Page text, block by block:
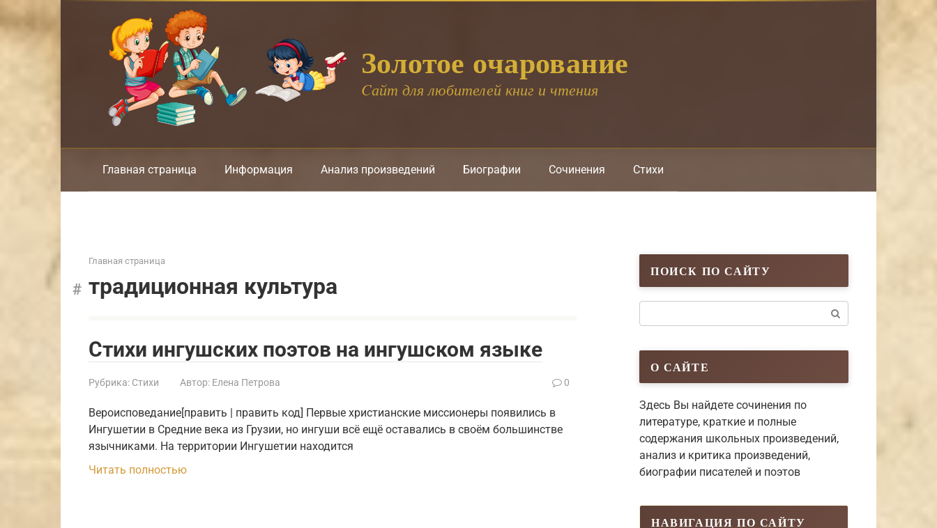
к
Золотое очарование
Cайт для любителей книг и чтения
Главная страница Информация Анализ произведений Биографии Сочинения Стихи
Главная страница
традиционная культура
Стихи ингушских поэтов на ингушском языке
Рубрика: Стихи Автор: Елена Петрова 0
Вероисповедание[править | править код] Первые христианские миссионеры появились в
Ингушетии в Средние века из Грузии, но ингуши всё ещё оставались в своём большинстве
язычниками. На территории Ингушетии находится
Читать полностью
ПОИСК ПО САЙТУ
О САЙТЕ
Здесь Вы найдете сочинения по
литературе, краткие и полные
содержания школьных произведений,
анализ и критика произведений,
биографии писателей и поэтов
НАВИГАЦИЯ ПО САЙТУ